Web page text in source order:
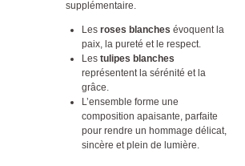
supplémentaire.
Les roses blanches évoquent la
paix, la pureté et le respect.
Les tulipes blanches
représentent la sérénité et la
grâce.
L’ensemble forme une
composition apaisante, parfaite
pour rendre un hommage délicat,
sincère et plein de lumière.